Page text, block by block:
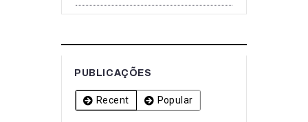
PUBLICAÇÕES
Recent Popular